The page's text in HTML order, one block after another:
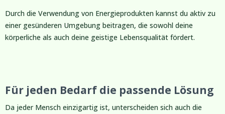
Durch die Verwendung von Energieprodukten kannst du aktiv zu
einer gesünderen Umgebung beitragen, die sowohl deine
körperliche als auch deine geistige Lebensqualität fördert.
Für jeden Bedarf die passende Lösung
Da jeder Mensch einzigartig ist, unterscheiden sich auch die